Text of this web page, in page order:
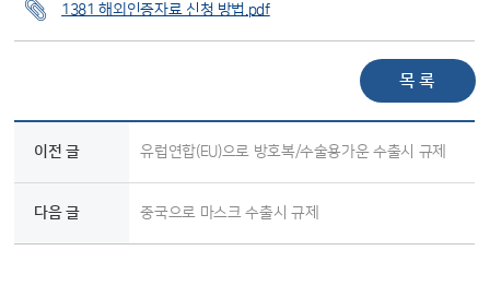
1381 해외인증자료 신청 방법.pdf
목 록
이전 글 유럽연합(EU)으로 방호복/수술용가운 수출시 규제
다음 글 중국으로 마스크 수출시 규제